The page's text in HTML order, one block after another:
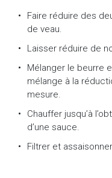
Faire réduire des
de veau.
Laisser réduire de
Mélanger le beurre
mélange à la
mesure.
Chauffer jusqu’à
d’une sauce.
Filtrer et